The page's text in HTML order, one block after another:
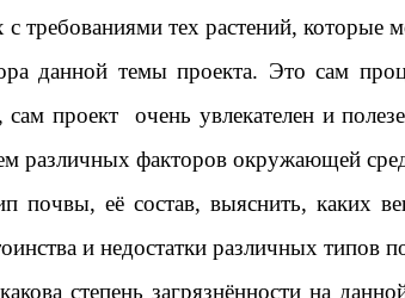
с требованиями тех растений, которые
данной темы проекта. Это сам
проект очень увлекателен и
различных факторов окружающей
почвы, её состав, выяснить, каких
и недостатки различных
степень загрязнённости на